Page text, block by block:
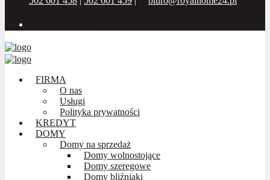
FIRMA
O nas
Usługi
Polityka prywatności
KREDYT
DOMY
Domy na sprzedaż
Domy wolnostojące
Domy szeregowe
Domy bliźniaki